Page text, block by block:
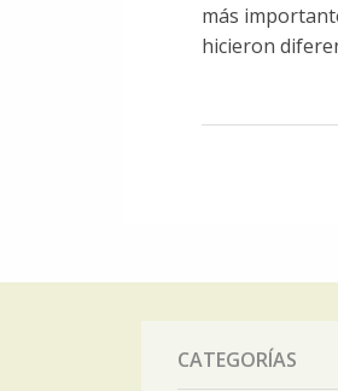
más
hicieron
CATEGORÍAS